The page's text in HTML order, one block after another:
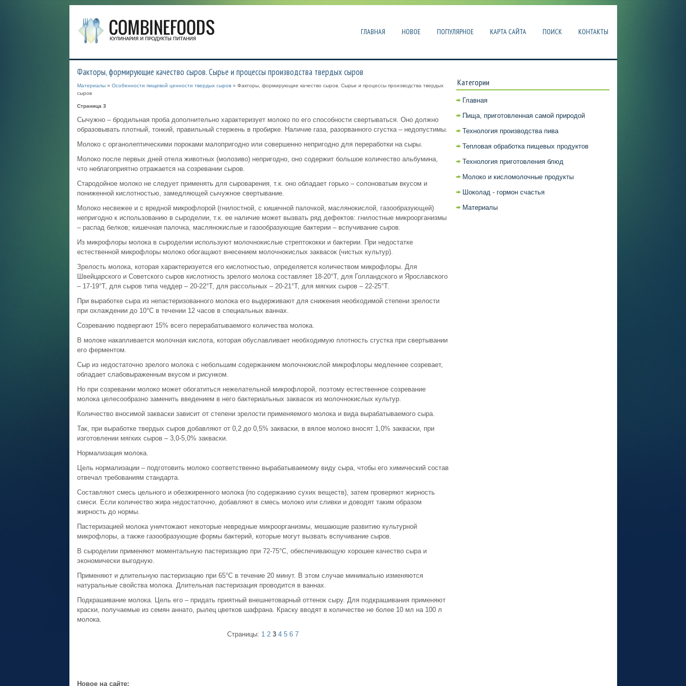
ГЛАВНАЯ НОВОЕ ПОПУЛЯРНОЕ КАРТА САЙТА ПОИСК КОНТАКТЫ
Факторы, формирующие качество сыров. Сырье и процессы производства твердых сыров
Материалы» Особенности пищевой ценности твердых сыров» Факторы, формирующие качество сыров. Сырье и процессы производства твердых
сыров
Страница 3
Сычужно – бродильная проба дополнительно характеризует молоко по его способности свертываться. Оно должно
образовывать плотный, тонкий, правильный стержень в пробирке. Наличие газа, разорванного сгустка – недопустимы.
Молоко с органолептическими пороками малопригодно или совершенно непригодно для переработки на сыры.
Молоко после первых дней отела животных (молозиво) непригодно, оно содержит большое количество альбумина,
что неблагоприятно отражается на созревании сыров.
Стародойное молоко не следует применять для сыроварения, т.к. оно обладает горько – солоноватым вкусом и
пониженной кислотностью, замедляющей сычужное свертывание.
Молоко несвежее и с вредной микрофлорой (гнилостной, с кишечной палочкой, маслянокислой, газообразующей)
непригодно к использованию в сыроделии, т.к. ее наличие может вызвать ряд дефектов: гнилостные микроорганизмы
– распад белков; кишечная палочка, маслянокислые и газообразующие бактерии – вспучивание сыров.
Из микрофлоры молока в сыроделии используют молочнокислые стрептококки и бактерии. При недостатке
естественной микрофлоры молоко обогащают внесением молочнокислых заквасок (чистых культур).
Зрелость молока, которая характеризуется его кислотностью, определяется количеством микрофлоры. Для
Швейцарского и Советского сыров кислотность зрелого молока составляет 18-20°Т, для Голландского и Ярославского
– 17-19°Т, для сыров типа чеддер – 20-22°Т, для рассольных – 20-21°Т, для мягких сыров – 22-25°Т.
При выработке сыра из непастеризованного молока его выдерживают для снижения необходимой степени зрелости
при охлаждении до 10°С в течении 12 часов в специальных ваннах.
Созреванию подвергают 15% всего перерабатываемого количества молока.
В молоке накапливается молочная кислота, которая обуславливает необходимую плотность сгустка при свертывании
его ферментом.
Сыр из недостаточно зрелого молока с небольшим содержанием молочнокислой микрофлоры медленнее созревает,
обладает слабовыраженным вкусом и рисунком.
Но при созревании молоко может обогатиться нежелательной микрофлорой, поэтому естественное созревание
молока целесообразно заменить введением в него бактериальных заквасок из молочнокислых культур.
Количество вносимой закваски зависит от степени зрелости применяемого молока и вида вырабатываемого сыра.
Так, при выработке твердых сыров добавляют от 0,2 до 0,5% закваски, в вялое молоко вносят 1,0% закваски, при
изготовлении мягких сыров – 3,0-5,0% закваски.
Нормализация молока.
Цель нормализации – подготовить молоко соответственно вырабатываемому виду сыра, чтобы его химический состав
отвечал требованиям стандарта.
Составляют смесь цельного и обезжиренного молока (по содержанию сухих веществ), затем проверяют жирность
смеси. Если количество жира недостаточно, добавляют в смесь молоко или сливки и доводят таким образом
жирность до нормы.
Пастеризацией молока уничтожают некоторые невредные микроорганизмы, мешающие развитию культурной
микрофлоры, а также газообразующие формы бактерий, которые могут вызвать вспучивание сыров.
В сыроделии применяют моментальную пастеризацию при 72-75°С, обеспечивающую хорошее качество сыра и
экономически выгодную.
Применяют и длительную пастеризацию при 65°С в течение 20 минут. В этом случае минимально изменяются
натуральные свойства молока. Длительная пастеризация проводится в ваннах.
Подкрашивание молока. Цель его – придать приятный внешнетоварный оттенок сыру. Для подкрашивания применяют
краски, получаемые из семян аннато, рылец цветков шафрана. Краску вводят в количестве не более 10 мл на 100 л
молока.
Страницы: 1 2 3 4 5 6 7
Новое на сайте:
Категории
Главная
Пища, приготовленная самой природой
Технология производства пива
Тепловая обработка пищевых продуктов
Технология приготовления блюд
Молоко и кисломолочные продукты
Шоколад - гормон счастья
Материалы